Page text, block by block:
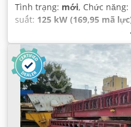
Tình trạng: mới, Chức năng:
suất: 125 kW (169,95 mã